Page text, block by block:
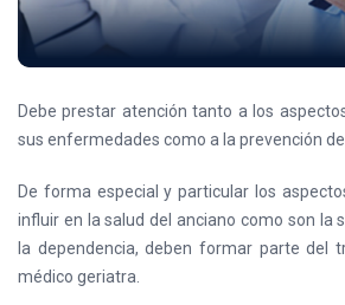
Debe prestar atención tanto a los
sus enfermedades como a la prevención
De forma especial y particular los
influir en la salud del anciano como son la
la dependencia, deben formar parte del
médico geriatra.